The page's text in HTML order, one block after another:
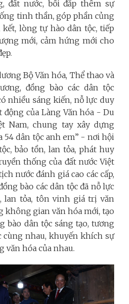
đất nước, bồi đắp thêm sự
tinh thần, góp phần củng
kết, lòng tự hào dân tộc, tiếp
mới, cảm hứng mới cho
Bộ Văn hóa, Thể thao và
đồng bào các dân tộc
nhiều sáng kiến, nỗ lực duy
của Làng Văn hóa - Du
Nam, chung tay xây dựng
54 dân tộc anh em” - nơi hội
bảo tồn, lan tỏa, phát huy
thống của đất nước Việt
nước đánh giá cao các cấp,
bào các dân tộc đã nỗ lực
lan tỏa, tôn vinh giá trị văn
không gian văn hóa mới, tạo
bào dân tộc sáng tạo, tương
cùng nhau, khuyến khích sự
văn hóa của nhau.